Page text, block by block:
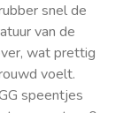
snel de
van de
wat prettig
voelt.
speentjes